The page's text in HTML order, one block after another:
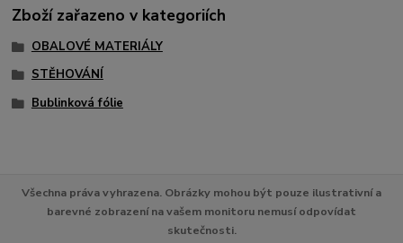
Zboží zařazeno v kategoriích
OBALOVÉ MATERIÁLY
STĚHOVÁNÍ
Bublinková fólie
Všechna práva vyhrazena. Obrázky mohou být pouze ilustrativní a
barevné zobrazení na vašem monitoru nemusí odpovídat
skutečnosti.